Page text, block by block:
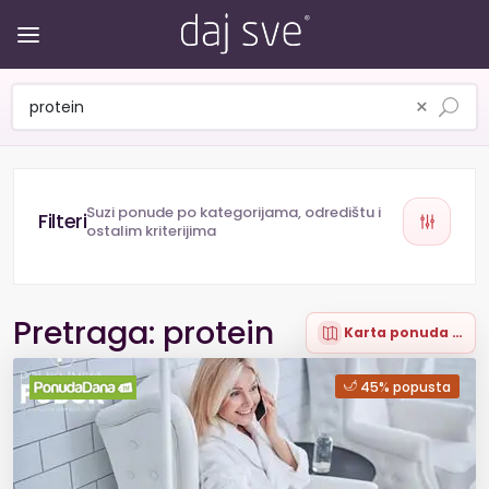
×
Suzi ponude po kategorijama, odredištu i
ostalim kriterijima
Pretraga: protein Karta ponuda (9)
45% popusta